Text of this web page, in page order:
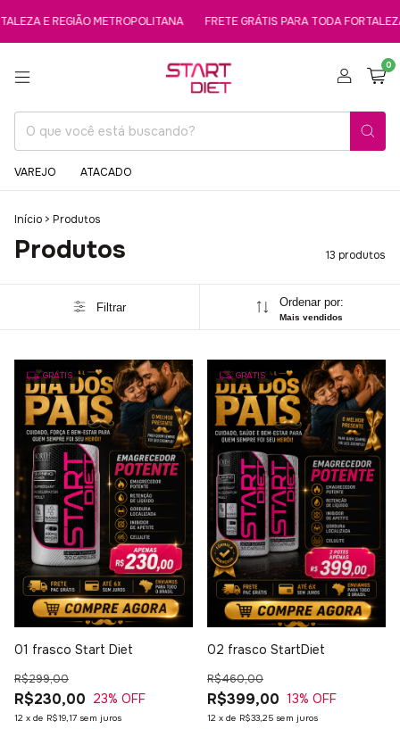
REGIÃO METROPOLITANA FRETE GRÁTIS PARA TODA FORTALEZA E
0
VAREJO ATACADO
Início > Produtos
Produtos 13 produtos
Filtrar Ordenar por:
Mais vendidos
GRÁTIS
01 frasco Start Diet
R$230,00
R$299,00
23% OFF
12 x de R$19,17 sem juros
GRÁTIS
02 frasco StartDiet
R$399,00
R$460,00
13% OFF
12 x de R$33,25 sem juros